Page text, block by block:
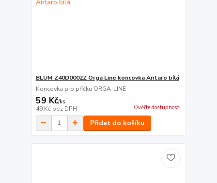
BLUM Z40D0002Z Orga Line koncovka Antaro bílá
Koncovka pro příčku ORGA-LINE
59 Kč/ks
49 Kč bez DPH Ověřte dostupnost
Přidat do košíku